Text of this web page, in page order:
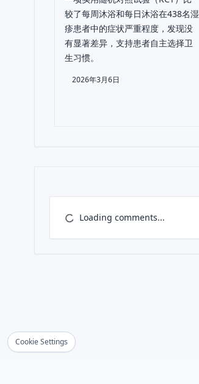
Cookie Settings
较了每周沐浴和每日沐浴在438名湿
疹患者中的症状严重程度，发现没
有显著差异，支持患者自主选择卫
生习惯。
2026年3月6日
Loading comments...